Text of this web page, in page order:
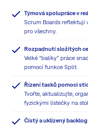
Týmová spolupráce v
Scrum Boards reflektují
pro všechny.
Rozpadnutí složitých
Velké “balíky” práce
pomocí funkce Split.
Řízení tasků pomocí
Tvořte, aktualizujte,
fyzickými lístečky na
Čístý a uklizený backlog